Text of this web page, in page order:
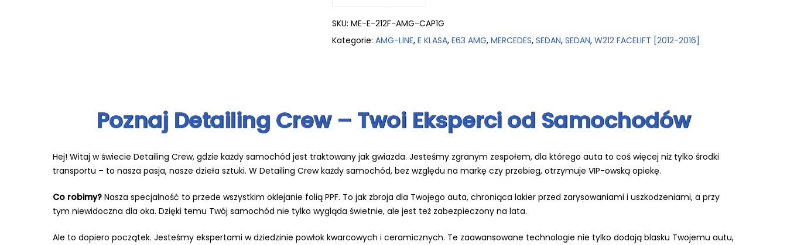
SKU:ME-E-212F-AMG-CAP1G
Kategorie:AMG-LINE,E KLASA,E63 AMG,MERCEDES,SEDAN,SEDAN,W212 FACELIFT [2012-2016]
Poznaj Detailing Crew – Twoi Eksperci od Samochodów
Hej! Witaj w świecie Detailing Crew, gdzie każdy samochód jest traktowany jak gwiazda. Jesteśmy zgranym zespołem, dla którego auta to coś więcej niż tylko środki
transportu – to nasza pasja, nasze dzieła sztuki. W Detailing Crew każdy samochód, bez względu na markę czy przebieg, otrzymuje VIP-owską opiekę.
Co robimy? Nasza specjalność to przede wszystkim oklejanie folią PPF. To jak zbroja dla Twojego auta, chroniąca lakier przed zarysowaniami i uszkodzeniami, a przy
tym niewidoczna dla oka. Dzięki temu Twój samochód nie tylko wygląda świetnie, ale jest też zabezpieczony na lata.
Ale to dopiero początek. Jesteśmy ekspertami w dziedzinie powłok kwarcowych i ceramicznych. Te zaawansowane technologie nie tylko dodają blasku Twojemu autu,